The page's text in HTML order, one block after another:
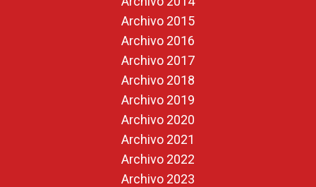
Archivo 2015
Archivo 2016
Archivo 2017
Archivo 2018
Archivo 2019
Archivo 2020
Archivo 2021
Archivo 2022
Archivo 2023